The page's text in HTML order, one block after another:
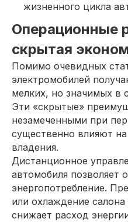
жизненного цикла
Операционные
скрытая
Помимо очевидных
электромобилей
мелких, но значимых в
Эти «скрытые»
незамеченными при
существенно влияют
владения.
Дистанционное
автомобиля позволяет
энергопотребление.
или охлаждение
снижает расход